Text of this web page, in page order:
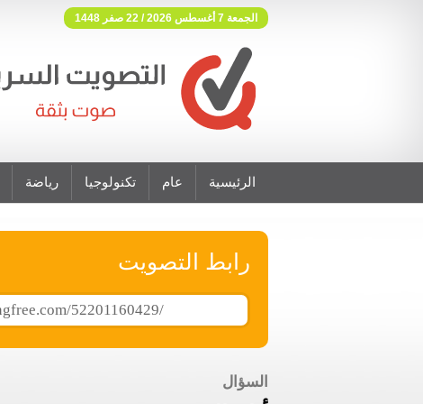
الجمعة 7 أغسطس 2026 / 22 صفر 1448
فوتنج فري موقع تصويت مجاني
الرئيسية عام تكنولوجيا رياضة
رابط التصويت
السؤال